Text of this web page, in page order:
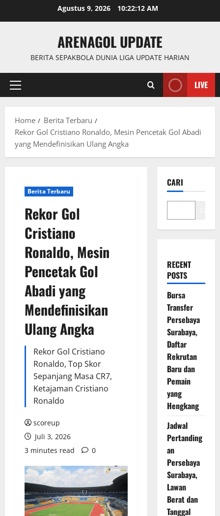
Agustus 9, 2026 10:22:13 AM
ARENAGOL UPDATE
BERITA SEPAKBOLA DUNIA LIGA UPDATE HARIAN
Primary
LIVE
Home
Berita Terbaru
Rekor Gol Cristiano Ronaldo, Mesin Pencetak Gol Abadi
yang Mendefinisikan Ulang Angka
Berita Terbaru
Rekor Gol
Cristiano
Ronaldo, Mesin
Pencetak Gol
Abadi yang
Mendefinisikan
Ulang Angka
Rekor Gol Cristiano
Ronaldo, Top Skor
Sepanjang Masa CR7,
Ketajaman Cristiano
Ronaldo
scoreup
Juli 3, 2026
3 minutes read
0
CARI
RECENT
POSTS
Bursa
Transfer
Persebaya
Surabaya,
Daftar
Rekrutan
Baru dan
Pemain
yang
Hengkang
Jadwal
Pertanding
an
Persebaya
Surabaya,
Lawan
Berat dan
Tanggal